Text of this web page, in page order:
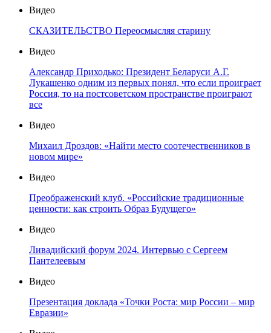
Видео
СКАЗИТЕЛЬСТВО Переосмысляя старину
Видео
Александр Приходько: Президент Беларуси А.Г.
Лукашенко одним из первых понял, что если проиграет
Россия, то на постсоветском пространстве проиграют
все
Видео
Михаил Дроздов: «Найти место соотечественников в
новом мире»
Видео
Преображенский клуб. «Российские традиционные
ценности: как строить Образ Будущего»
Видео
Ливадийский форум 2024. Интервью с Сергеем
Пантелеевым
Видео
Презентация доклада «Точки Роста: мир России – мир
Евразии»